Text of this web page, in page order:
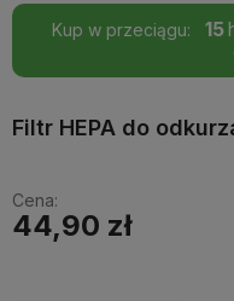
Kup w przeciągu: 15
Filtr HEPA do
Cena:
44,90 zł